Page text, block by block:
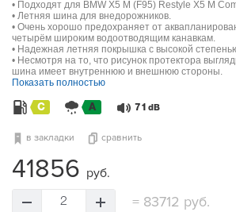
• Подходят для BMW X5 M (F95) Restyle X5 M
• Летняя шина для внедорожников.
• Очень хорошо предохраняет от
четырём широким водоотводящим канавкам.
• Надежная летняя покрышка с высокой
• Несмотря на то, что рисунок протектора
шина имеет внутреннюю и внешнюю стороны.
Показать полностью
C A 71 dB
в закладки сравнить
41856 руб.
2 =83712 руб.